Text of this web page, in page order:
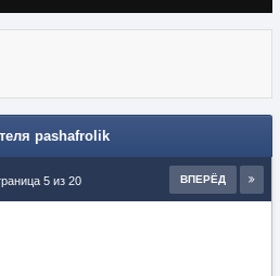
pashafrolik
ВПЕРЁД
5 из 20